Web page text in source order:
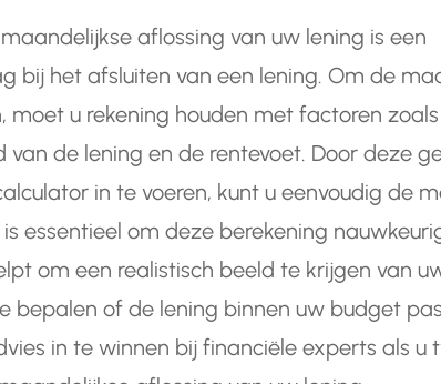
aflossing van uw lening is een
bij het afsluiten van een lening. Om de
moet u rekening houden met factoren
de lening en de rentevoet. Door deze
in te voeren, kunt u eenvoudig de
essentieel om deze berekening
om een realistisch beeld te krijgen van
bepalen of de lening binnen uw budget
in te winnen bij financiële experts als u